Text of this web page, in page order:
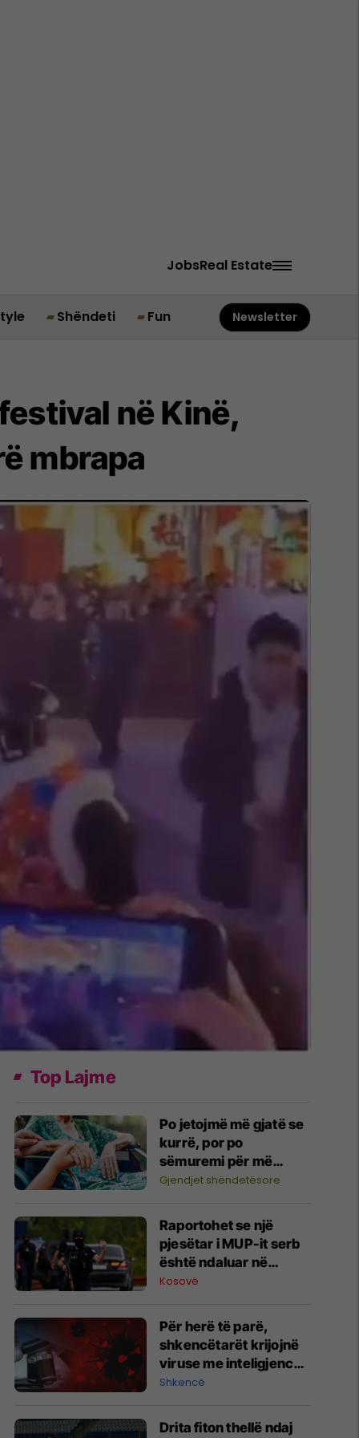
JobsReal Estate
Shëndeti Fun Newsletter
në Kinë,
mbrapa
Top Lajme
Po jetojmë më gjatë se
kurrë, por po
sëmuremi për më
shumë vite
Gjendjet shëndetësore
Raportohet se një
pjesëtar i MUP-it serb
është ndaluar në
Jarinë
Kosovë
Për herë të parë,
shkencëtarët krijojnë
viruse me inteligjencë
artificiale
Shkencë
Drita fiton thellë ndaj